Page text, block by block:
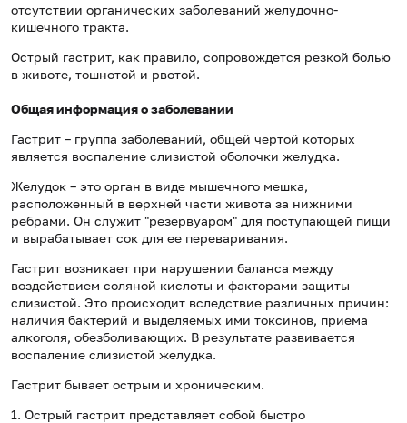
отсутствии органических заболеваний желудочно-
кишечного тракта.
Острый гастрит, как правило, сопровождется резкой болью
в животе, тошнотой и рвотой.
Общая информация о заболевании
Гастрит – группа заболеваний, общей чертой которых
является воспаление слизистой оболочки желудка.
Желудок – это орган в виде мышечного мешка,
расположенный в верхней части живота за нижними
ребрами. Он служит "резервуаром" для поступающей пищи
и вырабатывает сок для ее переваривания.
Гастрит возникает при нарушении баланса между
воздействием соляной кислоты и факторами защиты
слизистой. Это происходит вследствие различных причин:
наличия бактерий и выделяемых ими токсинов, приема
алкоголя, обезболивающих. В результате развивается
воспаление слизистой желудка.
Гастрит бывает острым и хроническим.
1. Острый гастрит представляет собой быстро